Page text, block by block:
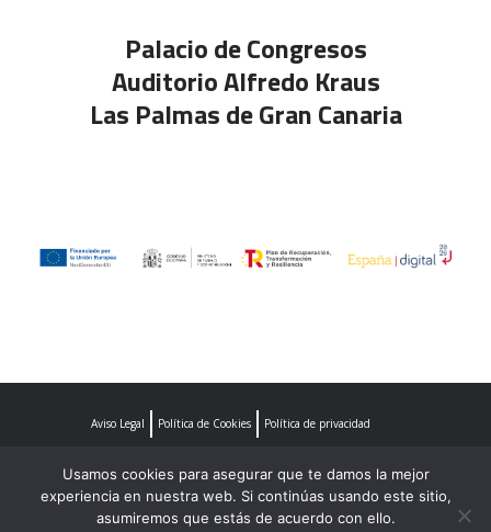
Palacio de Congresos
Auditorio Alfredo Kraus
Las Palmas de Gran Canaria
Aviso Legal Política de Cookies Política de privacidad
Usamos cookies para asegurar que te damos la mejor
experiencia en nuestra web. Si continúas usando este sitio,
asumiremos que estás de acuerdo con ello.